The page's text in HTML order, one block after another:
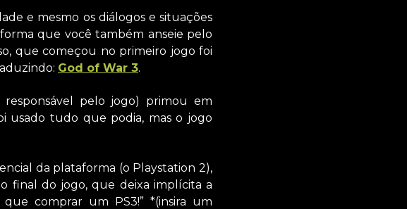
e mesmo os diálogos e situações
que você também anseie pelo
que começou no primeiro jogo foi
God of War 3.
responsável pelo jogo) primou em
usado tudo que podia, mas o jogo
da plataforma (o Playstation 2),
final do jogo, que deixa implícita a
comprar um PS3!” *(insira um